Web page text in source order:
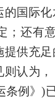
的国际
；还有
供充
则认为，
条例》)